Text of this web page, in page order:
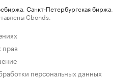
Санкт-Петербургская биржа
Cbonds.
персональных данных